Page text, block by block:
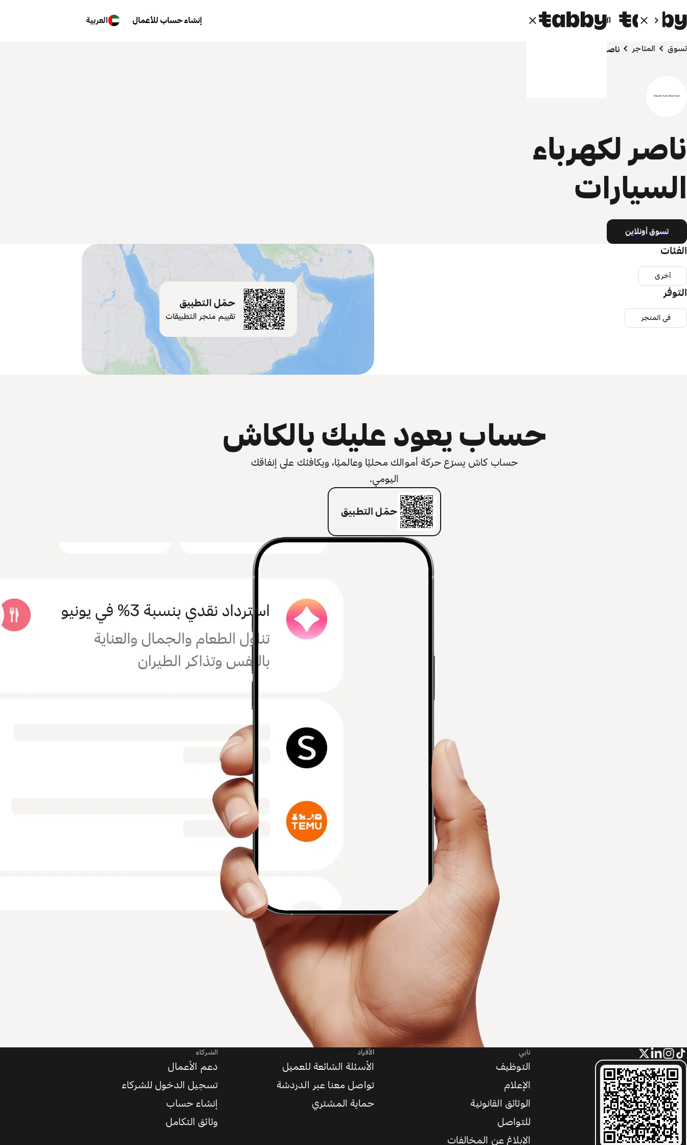
الأفراد الشركاء إنشاء حساب للأعمال العربية
تسوق المتاجر ناصر لكهرباء السيارات
ناصر لكهرباء
السيارات
تسوق أونلاين
حمّل التطبيق
تقييم متجر التطبيقات
الفئات
أخرى
التوفر
في المتجر
حساب يعود عليك بالكاش
حساب كاش يسرّع حركة أموالك محليًا وعالميًا، ويكافئك على إنفاقك
اليومي.
حمّل التطبيق
تابي
التوظيف
الإعلام
الوثائق القانونية
للتواصل
الإبلاغ عن المخالفات
الأفراد
الأسئلة الشائعة للعميل
تواصل معنا عبر الدردشة
حماية المشتري
الشركاء
دعم الأعمال
تسجيل الدخول للشركاء
إنشاء حساب
وثائق التكامل